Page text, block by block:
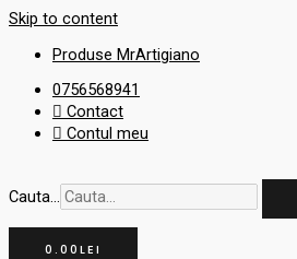
Skip to content
Produse MrArtigiano
0756568941
Contact
Contul meu
Cauta...
0.00 LEI